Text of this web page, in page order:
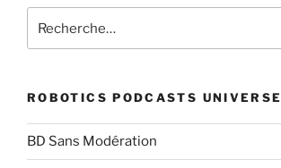
pour
ROBOTICS PODCASTS UNIVERSE
BD Sans Modération